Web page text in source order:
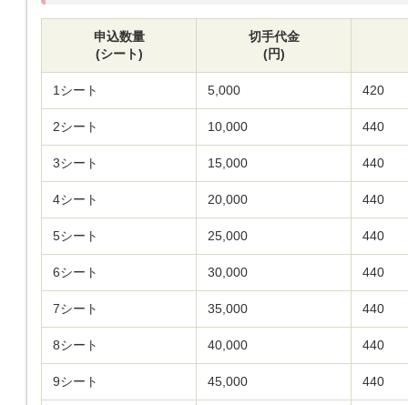
申込数量
(シート)
切手代金
(円)
1シート 5,000 420
2シート 10,000 440
3シート 15,000 440
4シート 20,000 440
5シート 25,000 440
6シート 30,000 440
7シート 35,000 440
8シート 40,000 440
9シート 45,000 440